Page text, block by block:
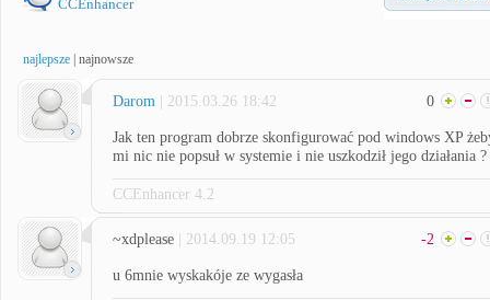
CCEnhancer
najlepsze najnowsze
Darom | 2015.03.26 18:42 0
Jak ten program dobrze skonfigurować pod windows XP
mi nic nie popsuł w systemie i nie uszkodził jego działania ?
CCEnhancer 4.2
~xdplease | 2014.09.19 12:05 -2
u 6mnie wyskakóje ze wygasła